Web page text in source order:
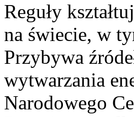
Reguły
na świecie, w
Przybywa
wytwarzania
Narodowego